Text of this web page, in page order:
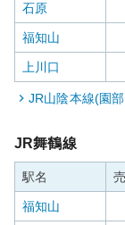
石原
福知山
上川口
JR山陰本線(園
JR舞鶴線
駅名
福知山